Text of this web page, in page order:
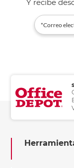
Y recibe